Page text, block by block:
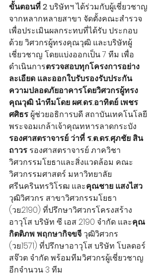
ขั้นตอนที่ 2 บริษัทฯ ได้ร่วมกับผู้เชี่ยวชาญ
จากหลากหลายสาขา จัดตั้งคณะสำรวจ
เพื่อประเมินผลกระทบที่ได้รับ ประกอบ
ด้วย วิศวกรผู้ทรงคุณวุฒิ และบริษัทผู้
เชี่ยวชาญ โดยแบ่งออกเป็น 7 ทีม เพื่อ
ดำเนินการตรวจสอบทุกโครงการอย่าง
ละเอียด และออกใบรับรองรับประกัน
ความปลอดภัยอาคารโดยวิศวกรผู้ทรง
คุณวุฒิ นำทีมโดย ผศ.ดร.อาทิตย์ เพชร
ศศิธร ผู้ช่วยอธิการบดี สถาบันเทคโนโลยี
พระจอมเกล้าเจ้าคุณทหารลาดกระบัง
รองศาสตราจารย์ ว่าที่ ร.ต.ดร.ศุภชัย สิน
ถาวร รองศาสตราจารย์ ภาควิชา
วิศวกรรมโยธาและสิ่งแวดล้อม คณะ
วิศวกรรมศาสตร์ มหาวิทยาลัย
ศรีนครินทรวิโรฒ และคุณชาย แสงไสว
วุฒิวิศวกร สาขาวิศวกรรมโยธา
(วย.2190) ที่ปรึกษาวิศวกรโครงสร้าง
อาวุโส บริษัท ซี เอส 2190 จำกัด และคุณ
กิตติภพ พฤกษากิจขจี วุฒิวิศวกร
(วย.1571) ที่ปรึกษาอาวุโส บริษัท โบลดอร์
สจ๊วต จำกัด พร้อมทีมวิศวกรผู้เชี่ยวชาญ
อีกจำนวน 3 ทีม